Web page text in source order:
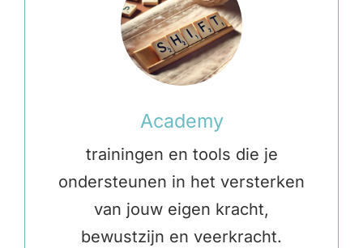
Academy
trainingen en tools die je
ondersteunen in het versterken
van jouw eigen kracht,
bewustzijn en veerkracht.